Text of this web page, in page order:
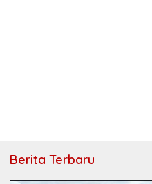
Berita Terbaru